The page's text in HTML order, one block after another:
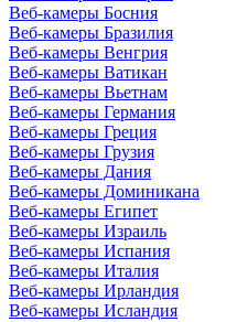
Веб-камеры Босния
Веб-камеры Бразилия
Веб-камеры Венгрия
Веб-камеры Ватикан
Веб-камеры Вьетнам
Веб-камеры Германия
Веб-камеры Греция
Веб-камеры Грузия
Веб-камеры Дания
Веб-камеры Доминикана
Веб-камеры Египет
Веб-камеры Израиль
Веб-камеры Испания
Веб-камеры Италия
Веб-камеры Ирландия
Веб-камеры Исландия